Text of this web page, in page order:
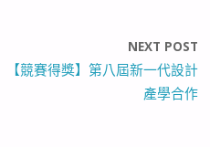
NEXT POST
【競賽得獎】第八屆新一代設計
產學合作